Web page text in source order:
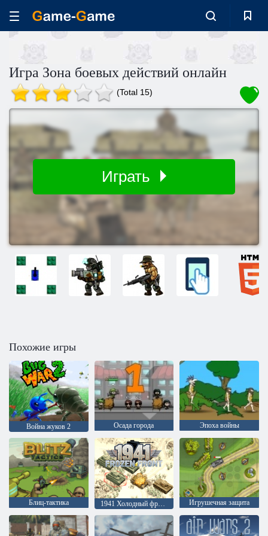
Игра Зона боевых действий онлайн
(Total 15)
Играть
Похожие игры
Война жуков 2 Осада города Эпоха войны
Блиц-тактика 1941 Холодный фронт Игрушечная защита